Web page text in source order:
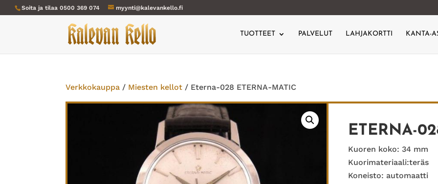
Soita ja tilaa 0500 369 074 myynti@kalevankello.fi
TUOTTEET PALVELUT LAHJAKORTTI KANTA-
Verkkokauppa / Miesten kellot / Eterna-028 ETERNA-MATIC
ETERNA-
Kuoren koko: 34 mm
Kuorimateriaali:teräs
Koneisto: automaatti